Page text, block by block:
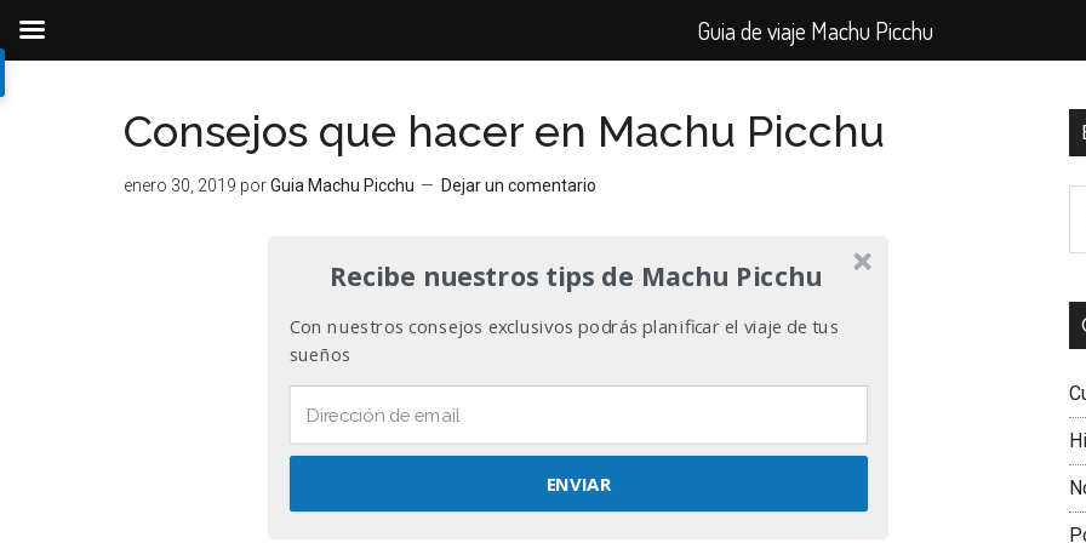
alaal
Consejos que hacer en Machu Picchu
enero 30, 2019 porGuia Machu Picchu Dejar un comentario
Recibe nuestros tips de Machu Picchu
Con nuestros consejos exclusivos podrás planificar el viaje de tus
sueños
ENVIAR
Guia de viaje Machu Picchu